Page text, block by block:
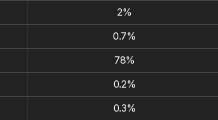
2%
0.7%
78%
0.2%
0.3%